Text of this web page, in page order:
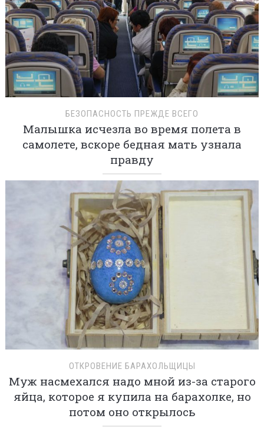
БЕЗОПАСНОСТЬ ПРЕЖДЕ ВСЕГО
Малышка исчезла во время полета в
самолете, вскоре бедная мать узнала
правду
ОТКРОВЕНИЕ БАРАХОЛЬЩИЦЫ
Муж насмехался надо мной из-за старого
яйца, которое я купила на барахолке, но
потом оно открылось